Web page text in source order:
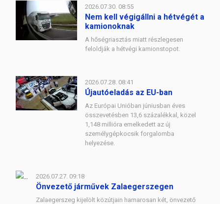
2026.07.30. 08:55
Nem kell végigállni a hétvégét a
kamionoknak
A hőségriasztás miatt részlegesen
feloldják a hétvégi kamionstopot.
2026.07.28. 08:41
Újautóeladás az EU-ban
Az Európai Unióban júniusban éves
összevetésben 13,6 százalékkal, közel
1,148 millióra emelkedett az új
személygépkocsik forgalomba
helyezése.
2026.07.27. 09:18
Önvezető járművek Zalaegerszegen
Zalaegerszeg kijelölt közútjain hamarosan két, önvezető